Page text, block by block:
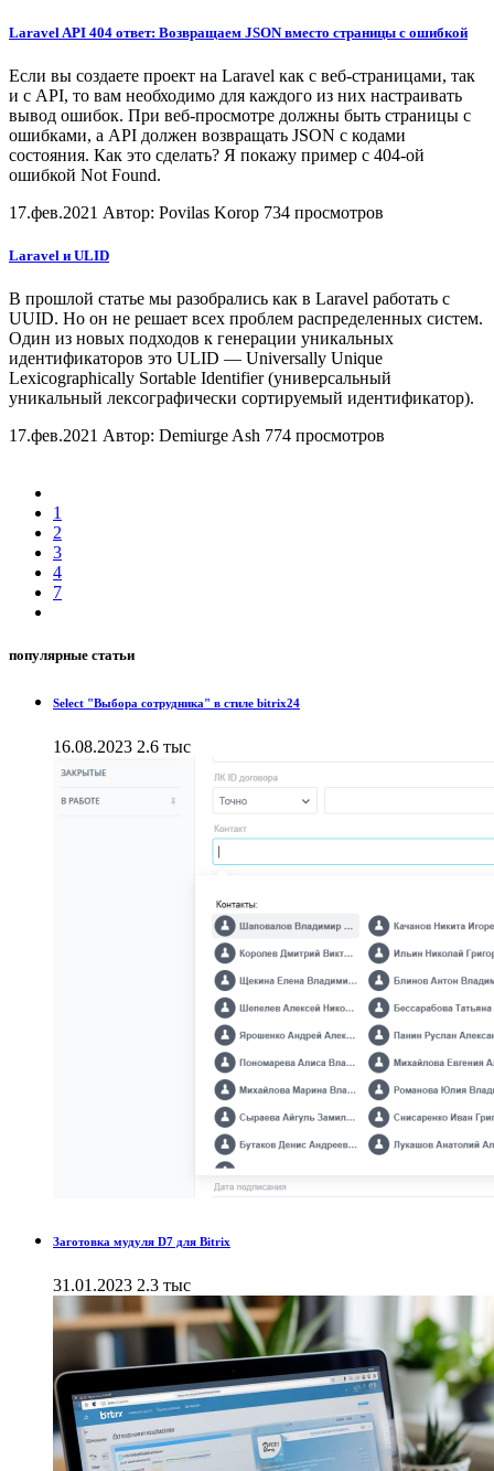
Laravel API 404 ответ: Возвращаем JSON вместо страницы с ошибкой
Если вы создаете проект на Laravel как с веб-страницами, так
и с API, то вам необходимо для каждого из них настраивать
вывод ошибок. При веб-просмотре должны быть страницы с
ошибками, а API должен возвращать JSON с кодами
состояния. Как это сделать? Я покажу пример с 404-ой
ошибкой Not Found.
17.фев.2021 Автор: Povilas Korop 734 просмотров
Laravel и ULID
В прошлой статье мы разобрались как в Laravel работать с
UUID. Но он не решает всех проблем распределенных систем.
Один из новых подходов к генерации уникальных
идентификаторов это ULID — Universally Unique
Lexicographically Sortable Identifier (универсальный
уникальный лексографически сортируемый идентификатор).
17.фев.2021 Автор: Demiurge Ash 774 просмотров
1
2
3
4
7
популярные статьи
Select "Выбора сотрудника" в стиле bitrix24
16.08.2023 2.6 тыс
Заготовка мудуля D7 для Bitrix
31.01.2023 2.3 тыс